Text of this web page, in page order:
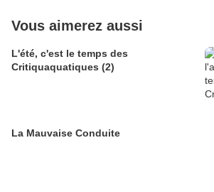
Vous aimerez aussi
L'été, c'est le temps des
Critiquaquatiques (2)
La Mauvaise Conduite